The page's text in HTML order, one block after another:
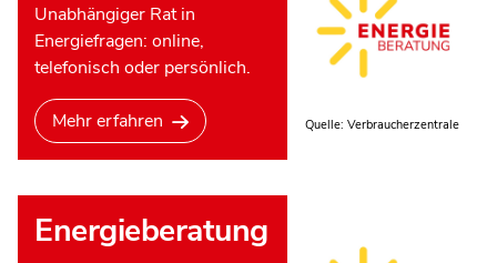
Unabhängiger Rat in
Energiefragen: online,
telefonisch oder persönlich.
Mehr erfahren Quelle: Verbraucherzentrale
Energieberatung